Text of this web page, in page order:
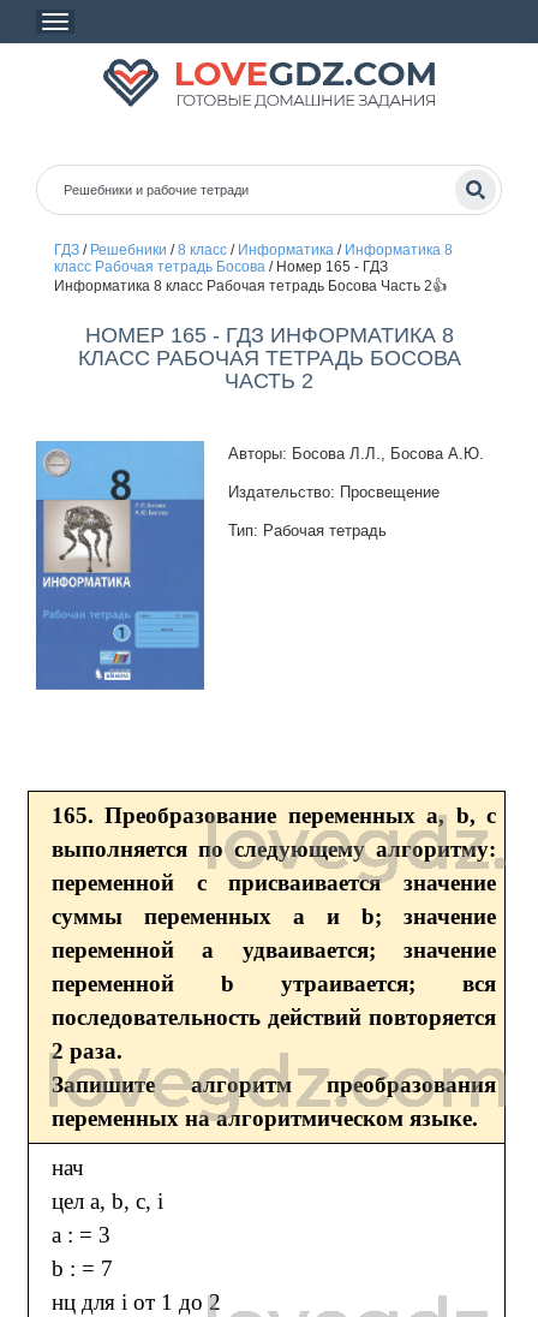
ГДЗ/ Решебники /8 класс/ Информатика/ Информатика 8
класс Рабочая тетрадь Босова/ Номер 165 - ГДЗ
Информатика 8 класс Рабочая тетрадь Босова Часть 2👍
НОМЕР 165 - ГДЗ ИНФОРМАТИКА 8
КЛАСС РАБОЧАЯ ТЕТРАДЬ БОСОВА
ЧАСТЬ 2
Авторы: Босова Л.Л., Босова А.Ю.
Издательство: Просвещение
Тип: Рабочая тетрадь
165. Преобразование переменных а, b, с
выполняется по следующему алгоритму:
переменной с присваивается значение
суммы переменных а и b; значение
переменной а удваивается; значение
переменной b утраивается; вся
последовательность действий повторяется
2 раза.
Запишите алгоритм преобразования
переменных на алгоритмическом языке.
нач
цел a, b, c, i
a : = 3
b : = 7
нц для i от 1 до 2